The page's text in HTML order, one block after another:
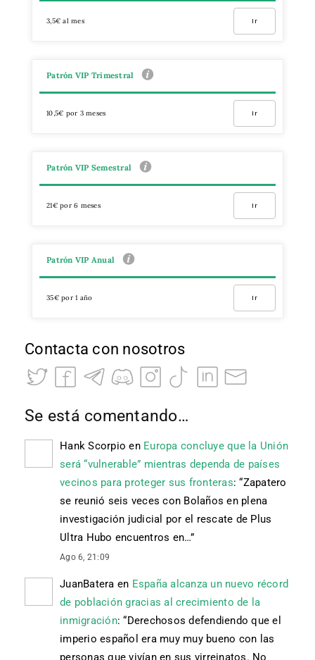
3,5€ al mes Ir
Patrón VIP Trimestral
10,5€ por 3 meses Ir
Patrón VIP Semestral
21€ por 6 meses Ir
Patrón VIP Anual
35€ por 1 año Ir
Contacta con nosotros
Se está comentando…
Hank Scorpio en Europa concluye que la Unión
será “vulnerable” mientras dependa de países
vecinos para proteger sus fronteras: “Zapatero
se reunió seis veces con Bolaños en plena
investigación judicial por el rescate de Plus
Ultra Hubo encuentros en…”
Ago 6, 21:09
JuanBatera en España alcanza un nuevo récord
de población gracias al crecimiento de la
inmigración: “Derechosos defendiendo que el
imperio español era muy muy bueno con las
personas que vivían en sus virreinatos. No